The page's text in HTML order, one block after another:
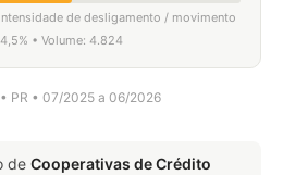
de desligamento / movimento
• Volume: 4.824
PR • 07/2025 a 06/2026
de Cooperativas de Crédito